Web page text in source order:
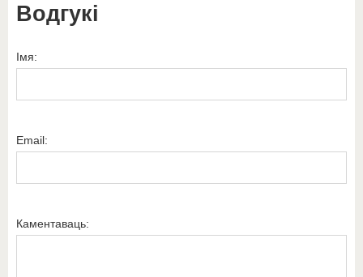
Водгукі
Імя:
Email:
Каментаваць: